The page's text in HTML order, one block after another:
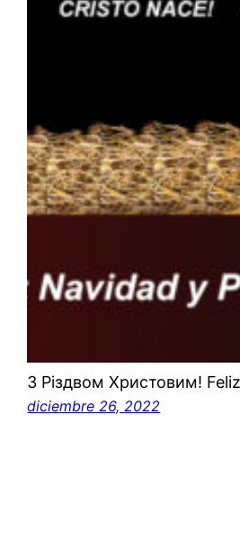
З Різдвом Христовим!
diciembre 26, 2022